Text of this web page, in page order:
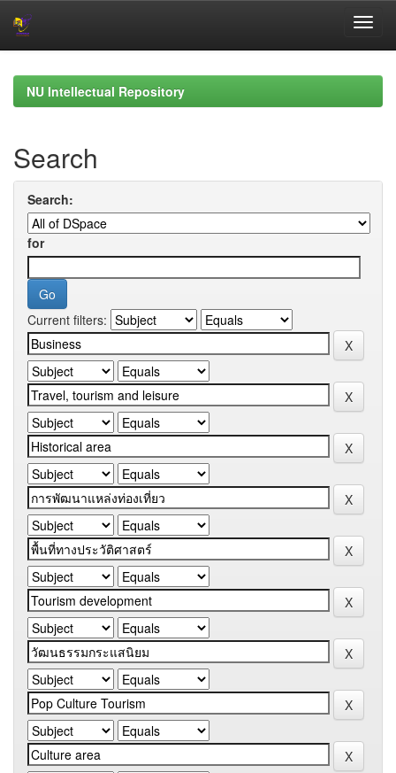
navigationNU Intellectual Repository
Search
Search:
for
Current filters: